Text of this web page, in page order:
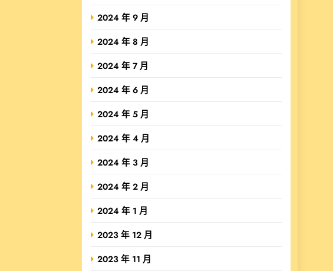
2024 年 9 月
2024 年 8 月
2024 年 7 月
2024 年 6 月
2024 年 5 月
2024 年 4 月
2024 年 3 月
2024 年 2 月
2024 年 1 月
2023 年 12 月
2023 年 11 月